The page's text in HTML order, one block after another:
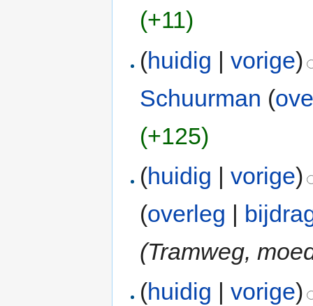
(+11)
(huidig |vorige)
Schuurman (
(+125)
(huidig |vorige)
(overleg |
(Tramweg,
(huidig |vorige)